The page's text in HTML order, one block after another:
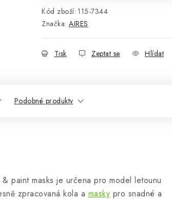
Kód zboží: 115-7344
Značka: AIRES
Tisk Zeptat se Hlídat
Podobné produkty
paint masks je určena pro model letounu
zpracovaná kola a masky pro snadné a